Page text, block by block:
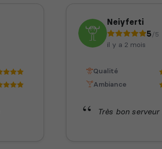
Neiyferti
5/5
il y a 2 mois
Qualité
Ambiance
Très bon